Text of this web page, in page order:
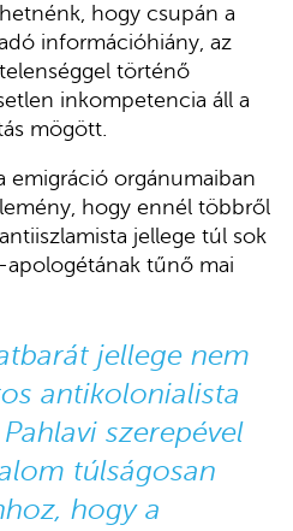
hogy csupán a
információhiány, az
történő
inkompetencia áll a
mögött.
emigráció orgánumaiban
hogy ennél többről
jellege túl sok
apologétának tűnő mai
jellege nem
antikolonialista
szerepével
túlságosan
hogy a